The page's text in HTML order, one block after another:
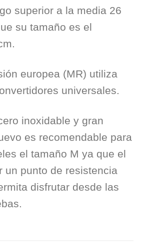
superior a la media 26
su tamaño es el
europea (MR) utiliza
universales.
inoxidable y gran
es recomendable para
el tamaño M ya que el
un punto de resistencia
disfrutar desde las